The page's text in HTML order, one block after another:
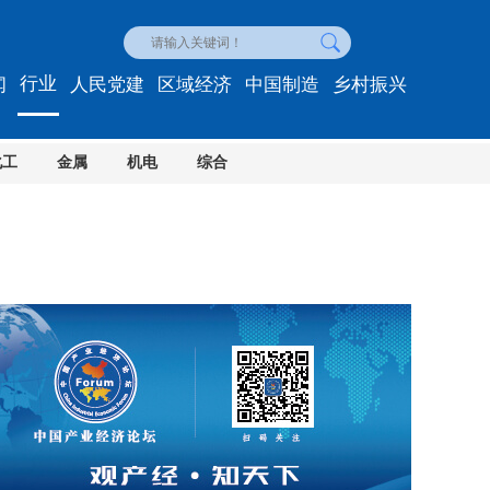
行业
金属 机电 综合
人民党建 区域经济 中国制造 乡村振兴